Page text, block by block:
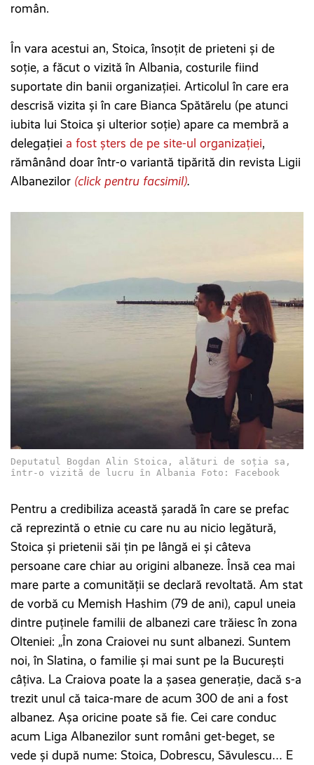
român.
În vara acestui an, Stoica, însoțit de prieteni și de
soție, a făcut o vizită în Albania, costurile fiind
suportate din banii organizației. Articolul în care era
descrisă vizita și în care Bianca Spătărelu (pe atunci
iubita lui Stoica și ulterior soție) apare ca membră a
delegației a fost șters de pe site-ul organizației,
rămânând doar într-o variantă tipărită din revista Ligii
Albanezilor (click pentru facsimil).
Deputatul Bogdan Alin Stoica, alături de soția sa,
într-o vizită de lucru în Albania Foto: Facebook
Pentru a credibiliza această șaradă în care se prefac
că reprezintă o etnie cu care nu au nicio legătură,
Stoica și prietenii săi țin pe lângă ei și câteva
persoane care chiar au origini albaneze. Însă cea mai
mare parte a comunității se declară revoltată. Am stat
de vorbă cu Memish Hashim (79 de ani), capul uneia
dintre puținele familii de albanezi care trăiesc în zona
Olteniei: „În zona Craiovei nu sunt albanezi. Suntem
noi, în Slatina, o familie și mai sunt pe la București
câțiva. La Craiova poate la a șasea generație, dacă s-a
trezit unul că taica-mare de acum 300 de ani a fost
albanez. Așa oricine poate să fie. Cei care conduc
acum Liga Albanezilor sunt români get-beget, se
vede și după nume: Stoica, Dobrescu, Săvulescu… E